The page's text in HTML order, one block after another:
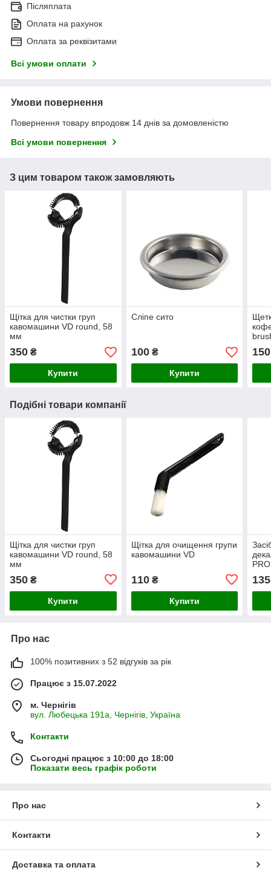
Післяплата
Оплата на рахунок
Оплата за реквізитами
Всі умови оплати
Умови повернення
Повернення товару впродовж 14 днів за домовленістю
Всі умови повернення
З цим товаром також замовляють
Щітка для чистки груп
кавомашини VD round, 58
мм
350 ₴
Купити
Сліпе сито
100₴
Купити
150
Подібні товари компанії
Щітка для чистки груп
кавомашини VD round, 58
мм
350 ₴
Купити
Щітка для очищення групи
кавомашини VD
110₴
Купити
PRO
135
Про нас
100% позитивних з 52 відгуків за рік
Працює з 15.07.2022
м. Чернігів
вул. Любецька 191а, Чернігів, Україна
Контакти
Сьогодні працює з 10:00 до 18:00
Показати весь графік роботи
Про нас
Контакти
Доставка та оплата